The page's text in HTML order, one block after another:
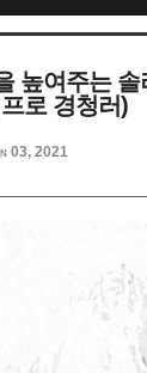
높여주는 솔
로 경청러)
03, 2021
스케
스케